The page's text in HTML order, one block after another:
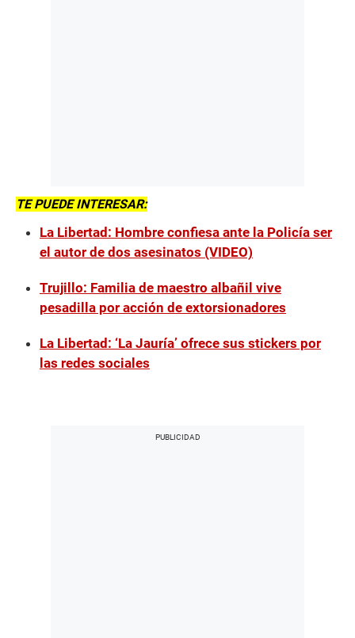
TE PUEDE INTERESAR:
La Libertad: Hombre confiesa ante la Policía ser
el autor de dos asesinatos (VIDEO)
Trujillo: Familia de maestro albañil vive
pesadilla por acción de extorsionadores
La Libertad: ‘La Jauría’ ofrece sus stickers por
las redes sociales